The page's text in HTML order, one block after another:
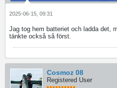
2025-06-15, 09:31
Jag tog hem batteriet och ladda det,
tänkte också så först.
Cosmoz 08
Registered User